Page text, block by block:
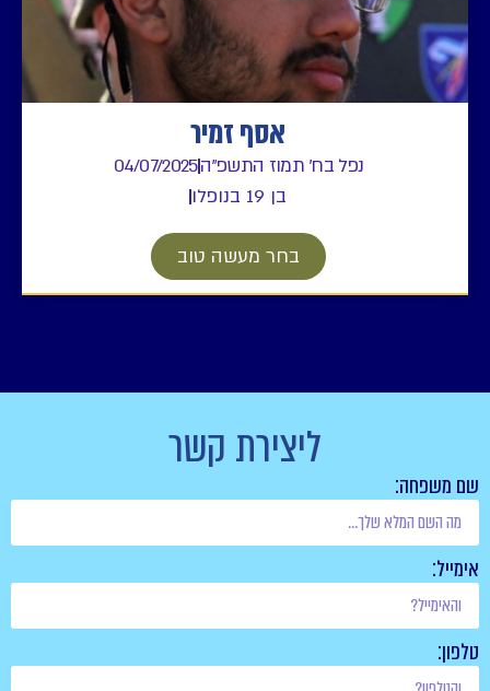
אסף זמיר
נפל בח' תמוז התשפ"ה04/07/2025
בן 19 בנופלו
בחר מעשה טוב
ליצירת קשר
שם משפחה:
אימייל:
טלפון: